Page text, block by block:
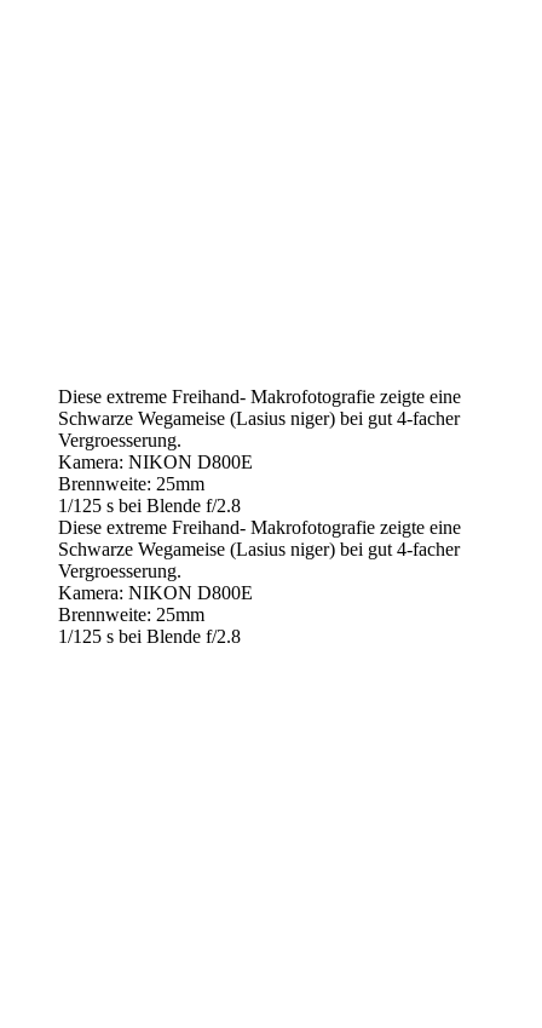
Diese extreme Freihand- Makrofotografie zeigte eine
Schwarze Wegameise (Lasius niger) bei gut 4-facher
Vergroesserung.
Kamera: NIKON D800E
Brennweite: 25mm
1/125 s bei Blende f/2.8
Diese extreme Freihand- Makrofotografie zeigte eine
Schwarze Wegameise (Lasius niger) bei gut 4-facher
Vergroesserung.
Kamera: NIKON D800E
Brennweite: 25mm
1/125 s bei Blende f/2.8